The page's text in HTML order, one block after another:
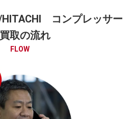
HITACHI コンプレッサー
取の流れ
FLOW